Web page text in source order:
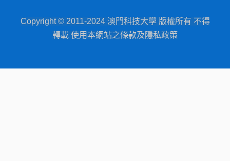
Copyright © 2011-2024 澳門科技大學 版權所有 不得
轉載 使用本網站之條款及隱私政策